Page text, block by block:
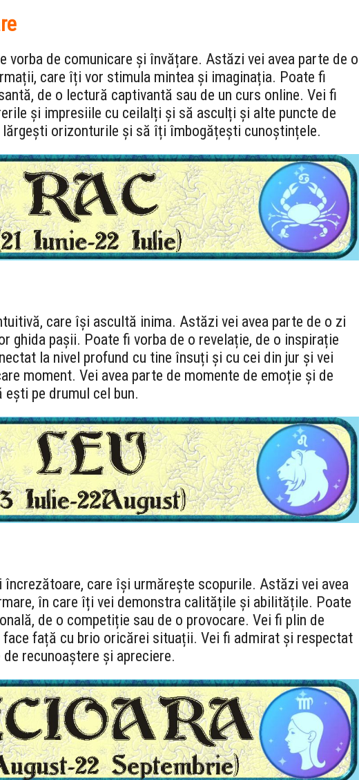
vorba de comunicare și învățare. Astăzi vei avea parte de o
care îți vor stimula mintea și imaginația. Poate fi
de o lectură captivantă sau de un curs online. Vei fi
și impresiile cu ceilalți și să asculți și alte puncte de
lărgești orizonturile și să îți îmbogățești cunoștințele.
care își ascultă inima. Astăzi vei avea parte de o zi
ghida pașii. Poate fi vorba de o revelație, de o inspirație
la nivel profund cu tine însuți și cu cei din jur și vei
moment. Vei avea parte de momente de emoție și de
pe drumul cel bun.
care își urmărește scopurile. Astăzi vei avea
în care îți vei demonstra calitățile și abilitățile. Poate
de o competiție sau de o provocare. Vei fi plin de
face față cu brio oricărei situații. Vei fi admirat și respectat
recunoaștere și apreciere.